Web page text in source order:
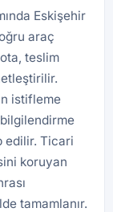
Eskişehir
araç
teslim
istifleme
edilir. Ticari
koruyan
tamamlanır.